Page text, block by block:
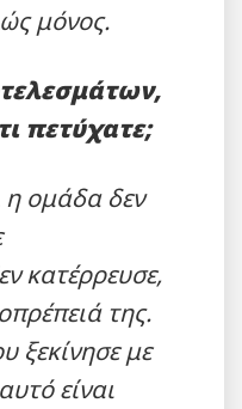
μόνος.
πετύχατε;
η ομάδα δεν
κατέρρευσε,
της.
ξεκίνησε με
είναι